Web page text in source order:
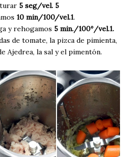
5 seg/vel. 5
10 min/100/vel.1.
y rehogamos 5 min./100º/vel.1.
de tomate, la pizca de pimienta,
Ajedrea, la sal y el pimentón.